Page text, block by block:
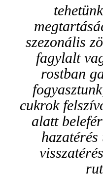
szezonális
fagylalt
rostban
cukrok
alatt